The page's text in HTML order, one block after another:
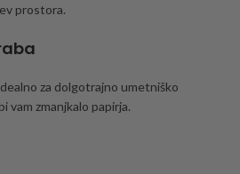
prostora.
za dolgotrajno umetniško
vam zmanjkalo papirja.